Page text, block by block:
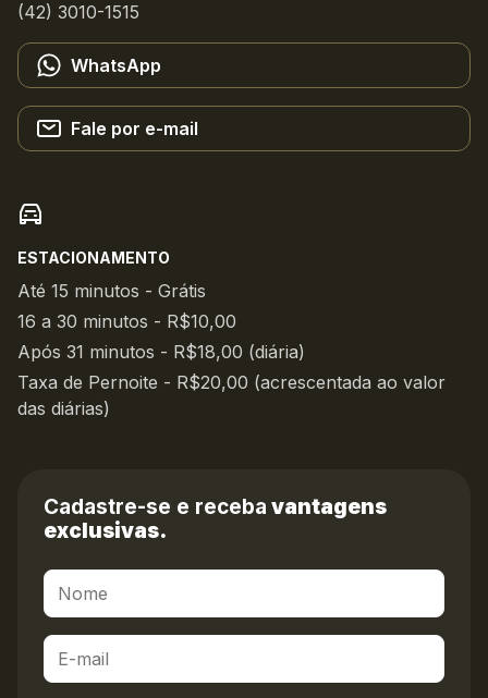
(42) 3010-1515
WhatsApp
Fale por e-mail
ESTACIONAMENTO
Até 15 minutos - Grátis
16 a 30 minutos - R$10,00
Após 31 minutos - R$18,00 (diária)
Taxa de Pernoite - R$20,00 (acrescentada ao valor
das diárias)
Cadastre-se e receba vantagens
exclusivas.